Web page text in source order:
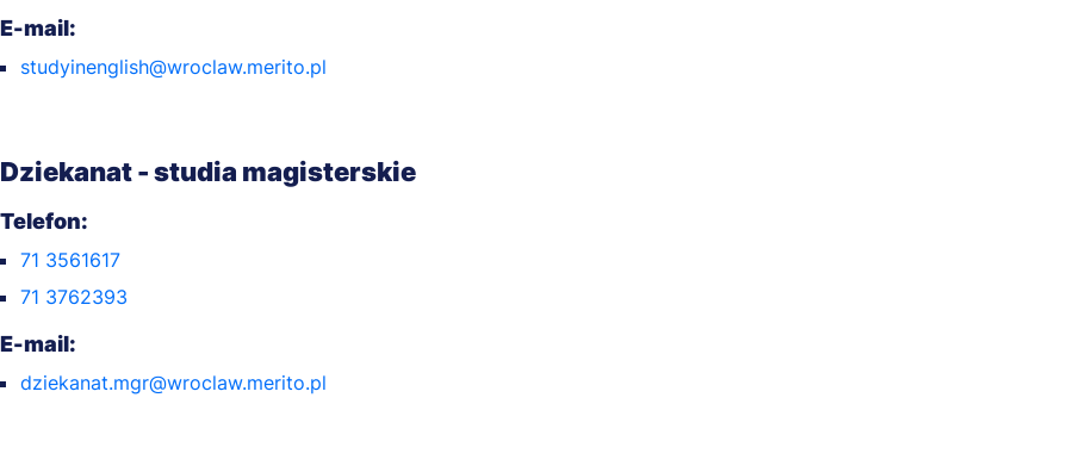
E-mail:
studyinenglish@wroclaw.merito.pl
Dziekanat - studia magisterskie
Telefon:
71 3561617
71 3762393
E-mail:
dziekanat.mgr@wroclaw.merito.pl